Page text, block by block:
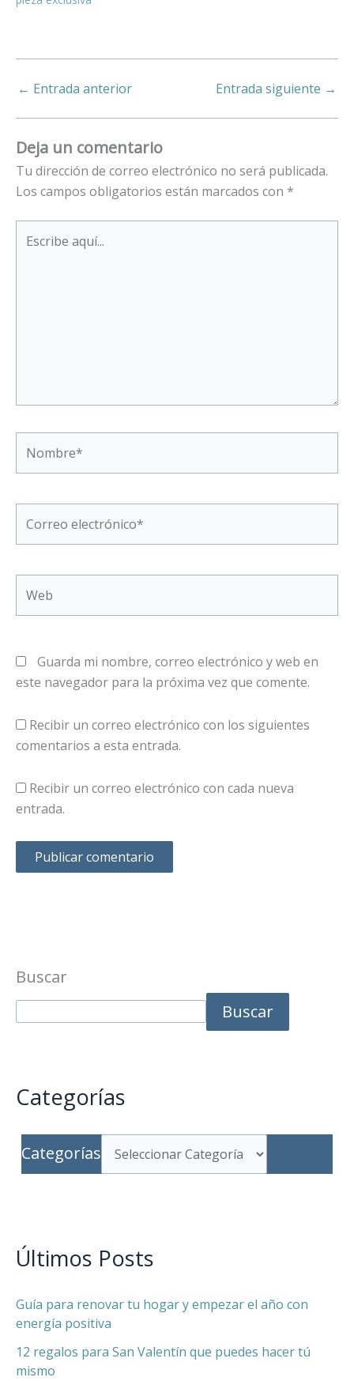
← Entrada anterior Entrada siguiente →
Deja un comentario
Tu dirección de correo electrónico no será publicada.
Los campos obligatorios están marcados con *
aquí...
electrónico*
Guarda mi nombre, correo electrónico y web en
este navegador para la próxima vez que comente.
Recibir un correo electrónico con los siguientes
comentarios a esta entrada.
Recibir un correo electrónico con cada nueva
entrada.
Buscar
Buscar
Categorías
Categorías
Últimos Posts
Guía para renovar tu hogar y empezar el año con
energía positiva
12 regalos para San Valentín que puedes hacer tú
mismo